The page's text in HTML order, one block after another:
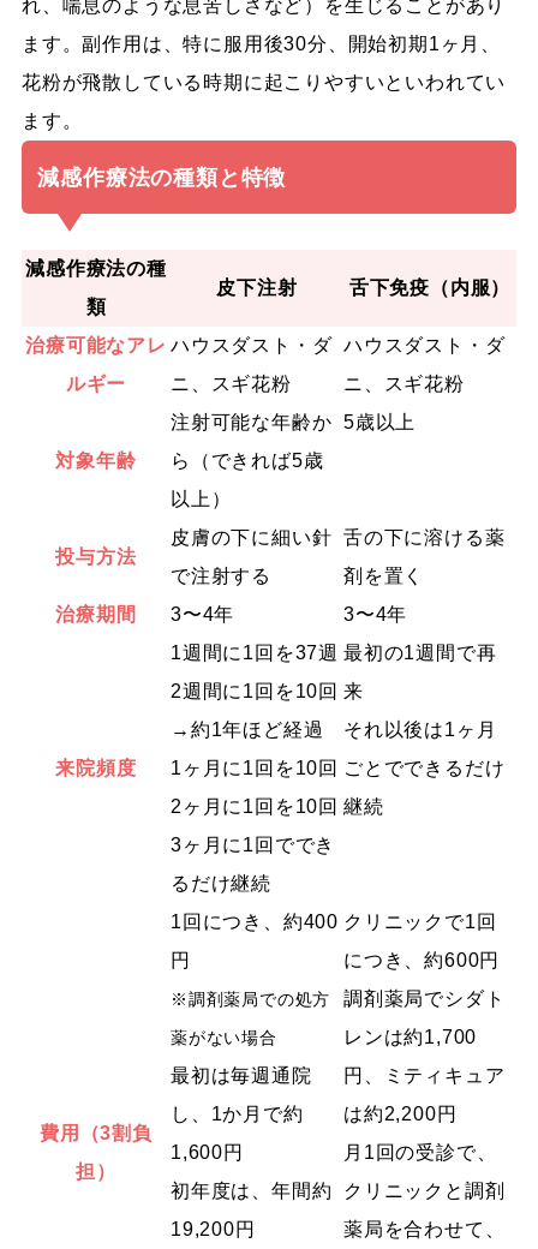
れ、喘息のような息苦しさなど）を生じることがあり
ます。副作用は、特に服用後30分、開始初期1ヶ月、
花粉が飛散している時期に起こりやすいといわれてい
ます。
減感作療法の種類と特徴
減感作療法の種
類
皮下注射 舌下免疫（内服）
治療可能なアレ
ルギー
ハウスダスト・ダ
ニ、スギ花粉
ハウスダスト・ダ
ニ、スギ花粉
対象年齢
注射可能な年齢か
ら（できれば5歳
以上）
5歳以上
投与方法
皮膚の下に細い針
で注射する
舌の下に溶ける薬
剤を置く
治療期間
3〜4年 3〜4年
来院頻度
1週間に1回を37週
2週間に1回を10回
→約1年ほど経過
1ヶ月に1回を10回
2ヶ月に1回を10回
3ヶ月に1回ででき
るだけ継続
最初の1週間で再
来
それ以後は1ヶ月
ごとでできるだけ
継続
費用（3割負
担）
1回につき、約400
円
※調剤薬局での処方
薬がない場合
最初は毎週通院
し、 1か月で約
1,600円
初年度は、年間約
19,200円
クリニックで1回
につき、約600円
調剤薬局でシダト
レンは約1,700
円
ミティキュア
は約2,200円
月1回の受診で、
クリニックと調剤
薬局を合わせて、